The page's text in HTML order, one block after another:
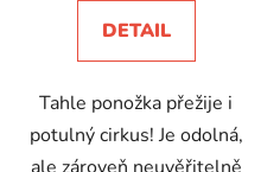
5,0
z
hvězdiček.
DETAIL
Tahle ponožka přežije i
potulný cirkus! Je odolná,